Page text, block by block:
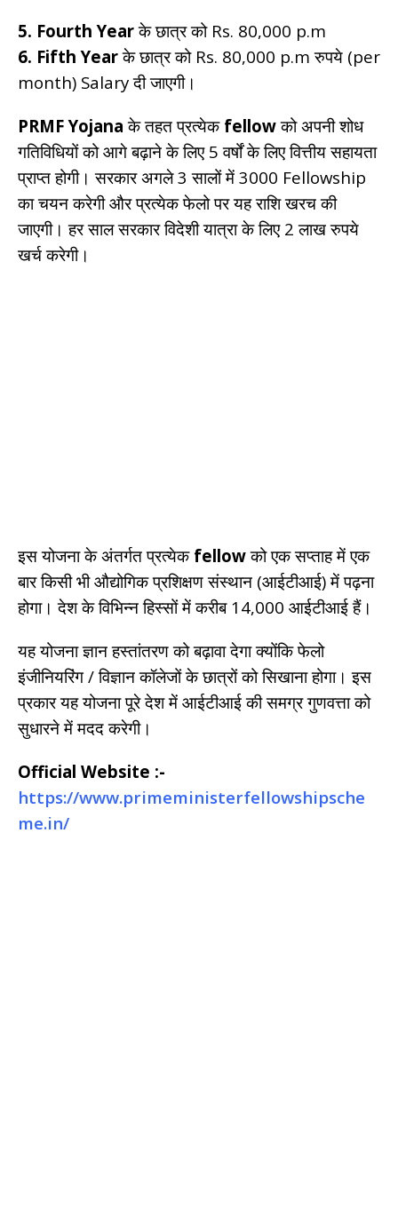
5. Fourth Yearके छात्र को Rs. 80,000 p.m
6. Fifth Yearके छात्र को Rs. 80,000 p.m रुपये (per
month) Salary दी जाएगी।
PRMF Yojana के तहत प्रत्येक fellowको अपनी शोध
गतिविधियों को आगे बढ़ाने के लिए 5 वर्षों के लिए वित्तीय सहायता
प्राप्त होगी। सरकार अगले 3 सालों में 3000 Fellowship
का चयन करेगी और प्रत्येक फेलो पर यह राशि खरच की
जाएगी। हर साल सरकार विदेशी यात्रा के लिए 2 लाख रुपये
खर्च करेगी।
इस योजना के अंतर्गत प्रत्येक fellowको एक सप्ताह में एक
बार किसी भी औद्योगिक प्रशिक्षण संस्थान (आईटीआई) में पढ़ना
होगा। देश के विभिन्न हिस्सों में करीब 14,000 आईटीआई हैं।
यह योजना ज्ञान हस्तांतरण को बढ़ावा देगा क्योंकि फेलो
इंजीनियरिंग / विज्ञान कॉलेजों के छात्रों को सिखाना होगा। इस
प्रकार यह योजना पूरे देश में आईटीआई की समग्र गुणवत्ता को
सुधारने में मदद करेगी।
Official Website :-
https://www.primeministerfellowshipsche
me.in/